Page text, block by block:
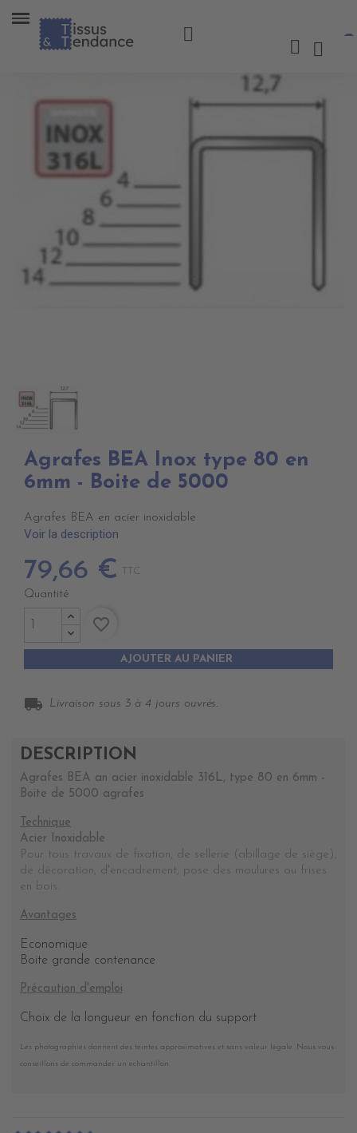
Agrafes BEA Inox type 80 en
6mm - Boite de 5000
Agrafes BEA en acier inoxidable
Voir la description
79,66 € TTC
Quantité
AJOUTER AU PANIER
favorite_border
local_shipping Livraison sous 3 à 4 jours ouvrés.
DESCRIPTION
Agrafes BEA an acier inoxidable 316L, type 80 en 6mm -
Boite de 5000 agrafes
Technique
Acier Inoxidable
Pour tous travaux de fixation, de sellerie (abillage de siège),
de décoration, d'encadrement, pose des moulures ou frises
en bois.
Avantages
Economique
Boite grande contenance
Précaution d'emploi
Choix de la longueur en fonction du support
Les photographies donnent des teintes approximatives et sans valeur légale. Nous vous
conseillons de commander un echantillon.